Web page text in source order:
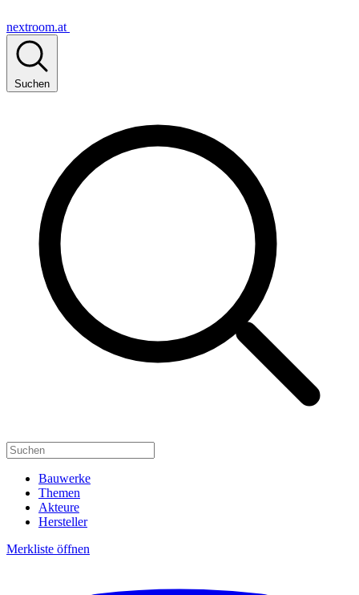
nextroom.at
Suchen
Bauwerke
Themen
Akteure
Hersteller
Merkliste öffnen